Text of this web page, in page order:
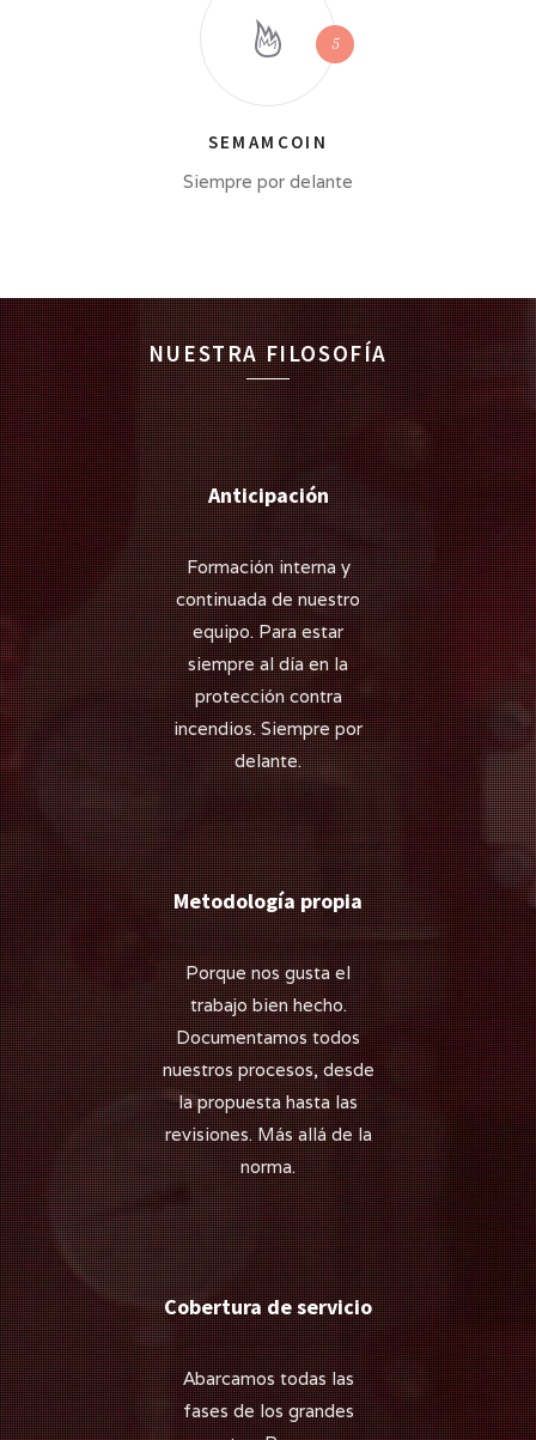
SEMAMCOIN
Siempre por delante
NUESTRA FILOSOFÍA
Anticipación
Formación interna y
continuada de nuestro
equipo. Para estar
siempre al día en la
protección contra
incendios. Siempre por
delante.
Metodología propia
Porque nos gusta el
trabajo bien hecho.
Documentamos todos
nuestros procesos, desde
la propuesta hasta las
revisiones. Más allá de la
norma.
Cobertura de servicio
Abarcamos todas las
fases de los grandes